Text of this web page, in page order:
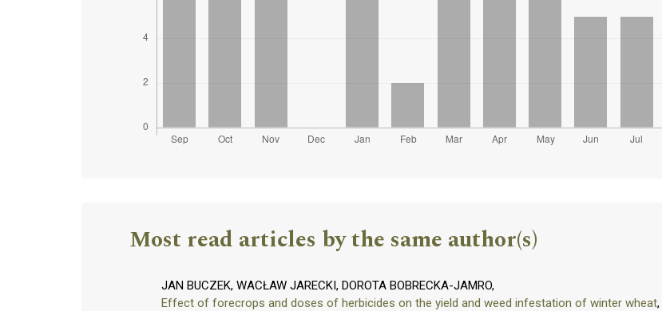
Most read articles by the same author(s)
JAN BUCZEK, WACŁAW JARECKI, DOROTA BOBRECKA-JAMRO,
Effect of forecrops and doses of herbicides on the yield and weed infestation of winter wheat,